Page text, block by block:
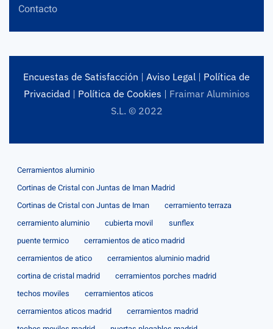
Contacto
Encuestas de Satisfacción | Aviso Legal | Política de
Privacidad | Política de Cookies | Fraimar Aluminios
S.L. © 2022
Cerramientos aluminio
Cortinas de Cristal con Juntas de Iman Madrid
Cortinas de Cristal con Juntas de Iman
cerramiento terraza
cerramiento aluminio
cubierta movil
sunflex
puente termico
cerramientos de atico madrid
cerramientos de atico
cerramientos aluminio madrid
cortina de cristal madrid
cerramientos porches madrid
techos moviles
cerramientos aticos
cerramientos aticos madrid
cerramientos madrid